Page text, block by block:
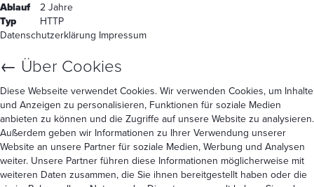
Ablauf
2 Jahre
Typ
HTTP
Datenschutzerklärung Impressum
← Über Cookies
Diese Webseite verwendet Cookies. Wir verwenden Cookies, um Inhalte
und Anzeigen zu personalisieren, Funktionen für soziale Medien
anbieten zu können und die Zugriffe auf unsere Website zu analysieren.
Außerdem geben wir Informationen zu Ihrer Verwendung unserer
Website an unsere Partner für soziale Medien, Werbung und Analysen
weiter. Unsere Partner führen diese Informationen möglicherweise mit
weiteren Daten zusammen, die Sie ihnen bereitgestellt haben oder die